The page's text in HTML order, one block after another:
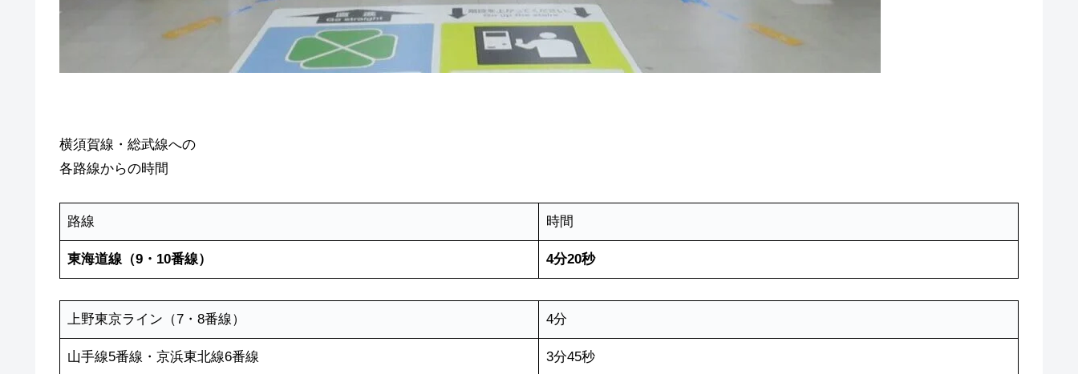
横須賀線・総武線への
各路線からの時間
路線 時間
東海道線（9・10番線） 4分20秒
上野東京ライン（7・8番線） 4分
山手線5番線・京浜東北線6番線 3分45秒